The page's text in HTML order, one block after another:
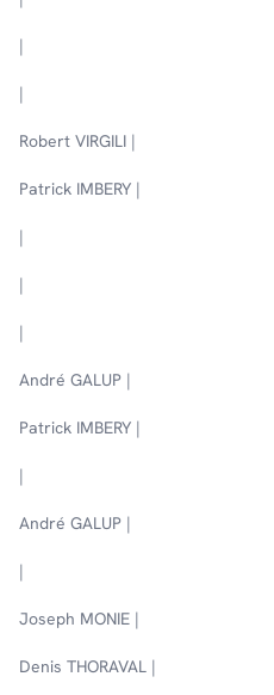
|
|
Robert VIRGILI |
Patrick IMBERY |
|
|
|
André GALUP |
Patrick IMBERY |
|
André GALUP |
|
Joseph MONIE |
Denis THORAVAL |